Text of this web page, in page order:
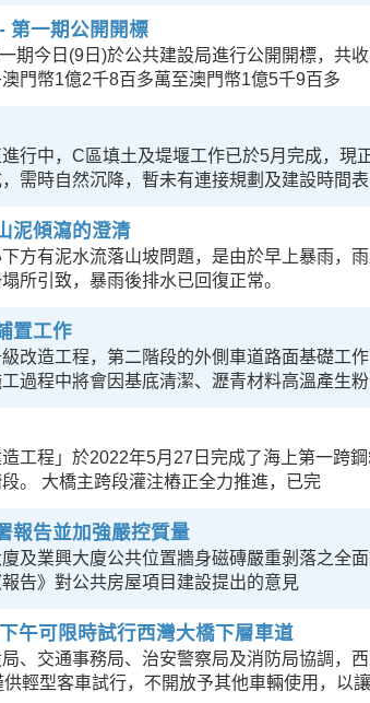
第一期公開開標
期今日(9日)於公共建設局進行公開開標，共
門幣1億2千8百多萬至澳門幣1億5千9百多
行中，C區填土及堤堰工作已於5月完成，現
需時自然沉降，暫未有連接規劃及建設時間表
泥傾瀉的澄清
方有泥水流落山坡問題，是由於早上暴雨，
所引致，暴雨後排水已回復正常。
置工作
改造工程，第二階段的外側車道路面基礎工
過程中將會因基底清潔、瀝青材料高溫產生粉
造工程」於2022年5月27日完成了海上第一跨
。 大橋主跨段灌注樁正全力推進，已完
報告並加強嚴控質量
及業興大廈公共位置牆身磁磚嚴重剝落之全面
告》對公共房屋項目建設提出的意見
午可限時試行西灣大橋下層車道
、交通事務局、治安警察局及消防局協調，
輕型客車試行，不開放予其他車輛使用，以